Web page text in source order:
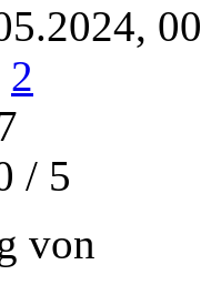
2
/ 5
von